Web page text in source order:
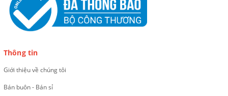
Thông tin
Giới thiệu về chúng tôi
Bán buôn - Bán sỉ